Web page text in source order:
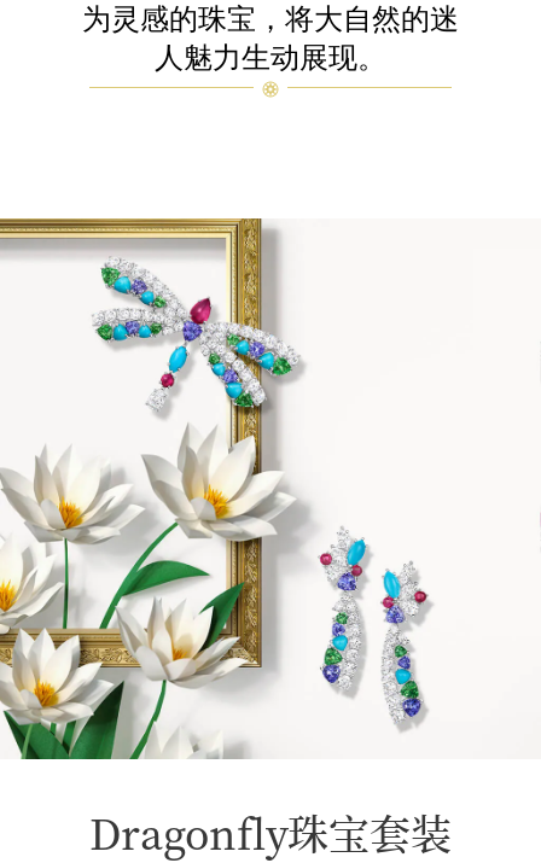
为灵感的珠宝，将大自然的迷
人魅力生动展现。
Dragonfly珠宝套装